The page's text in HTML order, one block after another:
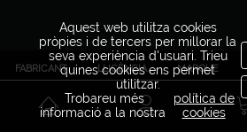
FABRICANT LLICÈNCIA MARQUE
Aquest web utilitza cookies
pròpies i de tercers per millorar la
seva experiència d'usuari. Trieu
quines cookies ens permet
utilitzar.
Trobareu més
informació a la nostra
política de
cookies